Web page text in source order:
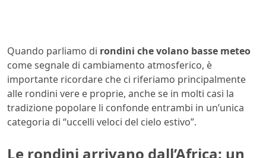
Quando parliamo di rondini che volano basse meteo
come segnale di cambiamento atmosferico, è
importante ricordare che ci riferiamo principalmente
alle rondini vere e proprie, anche se in molti casi la
tradizione popolare li confonde entrambi in un’unica
categoria di “uccelli veloci del cielo estivo”.
Le rondini arrivano dall’Africa: un